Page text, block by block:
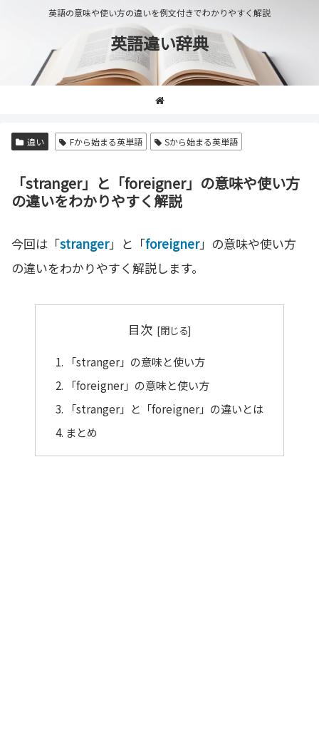
英語の意味や使い方の違いを例文付きでわかりやすく解説
英語違い辞典
違い Fから始まる英単語 Sから始まる英単語
「stranger」と「foreigner」の意味や使い方
の違いをわかりやすく解説
今回は「stranger」と「foreigner」の意味や使い方
の違いをわかりやすく解説します。
目次
「stranger」の意味と使い方
「foreigner」の意味と使い方
「stranger」と「foreigner」の違いとは
まとめ